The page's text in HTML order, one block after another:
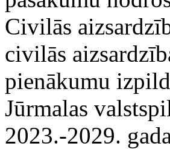
Civilās
civilās
pienākumu
Jūrmalas
2023.-2029.